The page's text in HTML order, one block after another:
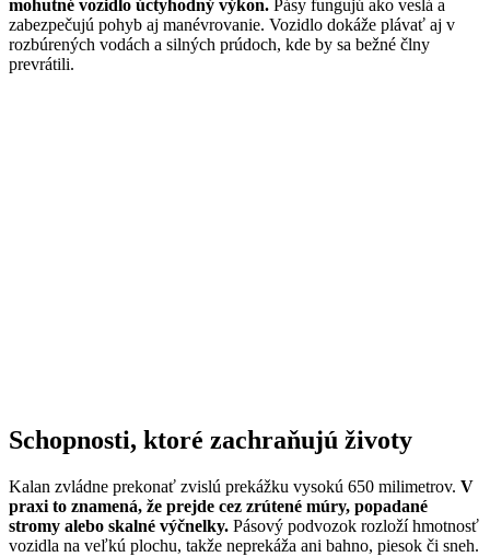
mohutné vozidlo úctyhodný výkon. Pásy fungujú ako veslá a
zabezpečujú pohyb aj manévrovanie. Vozidlo dokáže plávať aj v
rozbúrených vodách a silných prúdoch, kde by sa bežné člny
prevrátili.
Schopnosti, ktoré zachraňujú životy
Kalan zvládne prekonať zvislú prekážku vysokú 650 milimetrov. V
praxi to znamená, že prejde cez zrútené múry, popadané
stromy alebo skalné výčnelky. Pásový podvozok rozloží hmotnosť
vozidla na veľkú plochu, takže neprekáža ani bahno, piesok či sneh.